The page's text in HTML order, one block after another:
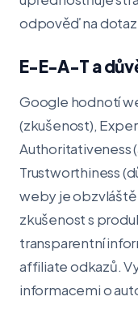
odpověď na
E-E-A-T a
Google hodnotí
(zkušenost),
Authoritativeness
Trustworthiness
weby je
zkušenost s
transparentní
affiliate odkazů.
informacemi o